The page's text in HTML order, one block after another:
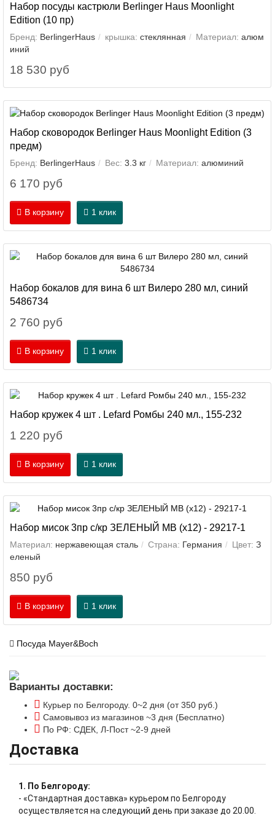
Набор посуды кастрюли Berlinger Haus Moonlight
Edition (10 пр)
Бренд: BerlingerHaus крышка: стеклянная Материал: алюм
иний
18 530 руб
Набор сковородок Berlinger Haus Moonlight Edition (3
предм)
Бренд: BerlingerHaus Вес: 3.3 кг Материал: алюминий
6 170 руб
В корзину 1 клик
Набор бокалов для вина 6 шт Вилеро 280 мл, синий
5486734
2 760 руб
В корзину 1 клик
Набор кружек 4 шт . Lefard Ромбы 240 мл., 155-232
1 220 руб
В корзину 1 клик
Набор мисок 3пр с/кр ЗЕЛЕНЫЙ МВ (х12) - 29217-1
Материал: нержавеющая сталь Страна: Германия Цвет: З
еленый
850 руб
В корзину 1 клик
Посуда Mayer&Boch
Варианты доставки:
Курьер по Белгороду. 0~2 дня (от 350 руб.)
Самовывоз из магазинов ~3 дня (Бесплатно)
По РФ: СДЕК, Л-Пост ~2-9 дней
Доставка
1. По Белгороду:
- «Стандартная доставка» курьером по Белгороду
осуществляется на следующий день при заказе до 20.00.